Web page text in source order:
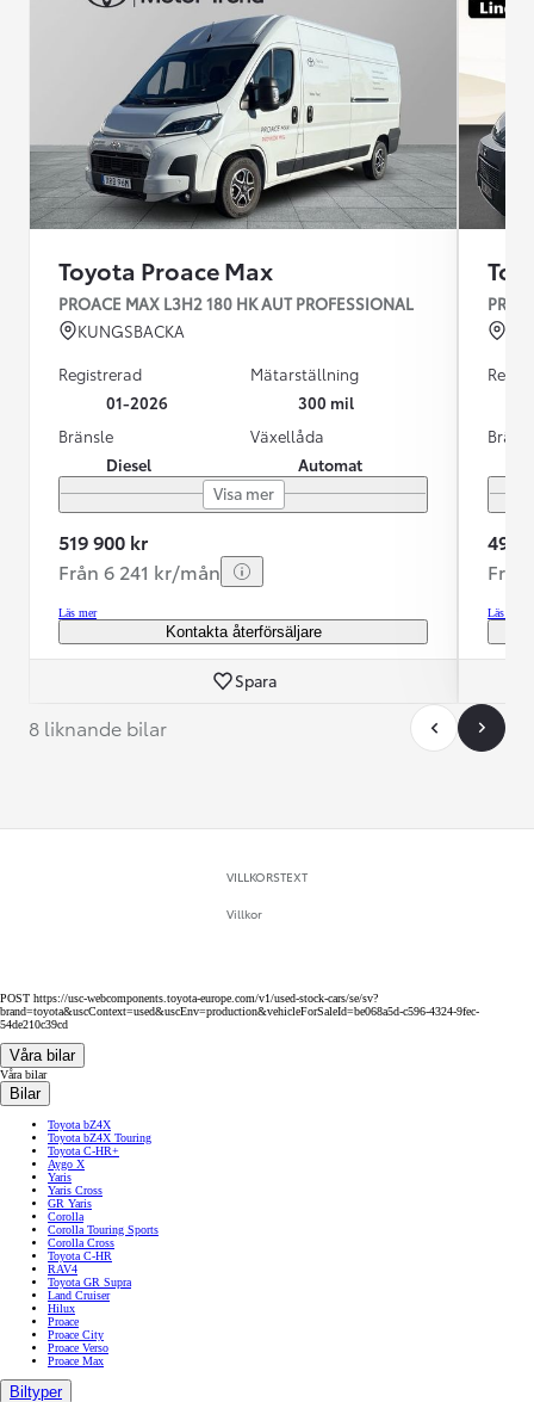
Toyota Proace Max
PROACE MAX L3H2 180 HK AUT PROFESSIONAL
KUNGSBACKA
Registrerad
01-2026
Mätarställning
300 mil
Bränsle
Diesel
Växellåda
Automat
Visa mer
519 900 kr
Från 6 241 kr/mån
Läs mer
Kontakta återförsäljare
Spara
499
Läs mer
8 liknande bilar
VILLKORSTEXT
Villkor
POST https://usc-webcomponents.toyota-europe.com/v1/used-stock-cars/se/sv?
brand=toyota&uscContext=used&uscEnv=production&vehicleForSaleId=be068a5d-c596-4324-9fec-
54de210c39cd
Våra bilar
Våra bilar
Bilar
Toyota bZ4X
Toyota bZ4X Touring
Toyota C-HR+
Aygo X
Yaris
Yaris Cross
GR Yaris
Corolla
Corolla Touring Sports
Corolla Cross
Toyota C-HR
RAV4
Toyota GR Supra
Land Cruiser
Hilux
Proace
Proace City
Proace Verso
Proace Max
Biltyper